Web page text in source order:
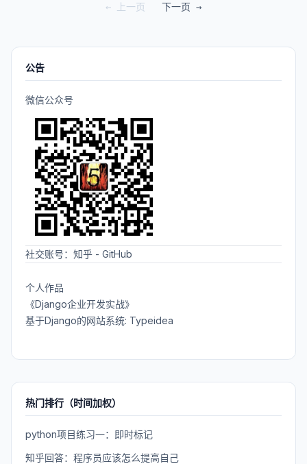
如果你用了最新的版本那可能有些部分会出错，毕
← 上一页 下一页 →
公告
微信公众号
社交账号： 知乎 - GitHub
个人作品
《Django企业开发实战》
基于Django的网站系统: Typeidea
热门排行（时间加权）
python项目练习一：即时标记
知乎回答：程序员应该怎么提高自己